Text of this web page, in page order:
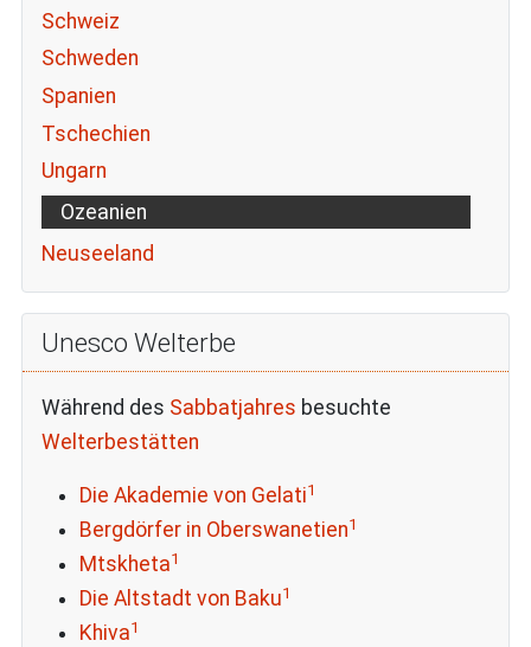
Schweiz
Schweden
Spanien
Tschechien
Ungarn
Ozeanien
Neuseeland
Unesco Welterbe
Während des Sabbatjahres besuchte
Welterbestätten
Die Akademie von Gelati1
Bergdörfer in Oberswanetien1
Mtskheta1
Die Altstadt von Baku1
Khiva1